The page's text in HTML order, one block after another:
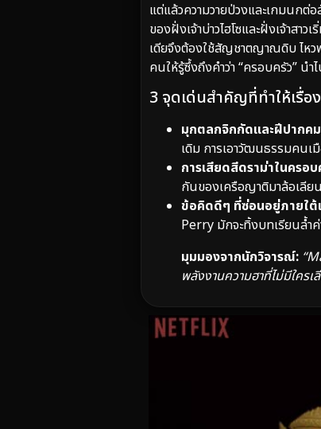
แต่แล้วความวายป่วงและเกมนก
ของฝั่งเจ้าบ่าวไฮโซและฝั่งเจ้าสา
เดียจึงต้องใช้สัญชาตญาณดิบ ไหว
คนให้รู้ซึ้งถึงคำว่า “ครอบครัว” น
3 จุดเด่นสำคัญที่ทำให้เรื่
มุกตลกจิกกัดและฝีปากค
เดิม การเอาวัฒนธรรมคนเ
การเสียดสีดราม่าในคร
กันของเครือญาติมาล้อเลี
ข้อคิดดีๆ ที่ซ่อนอยู่ภายใต้
Perry มักจะทิ้งบทเรียนล้ำ
มุมมองจากนักวิจารณ์:
พลังงานความฮาที่ไม่มีใคร